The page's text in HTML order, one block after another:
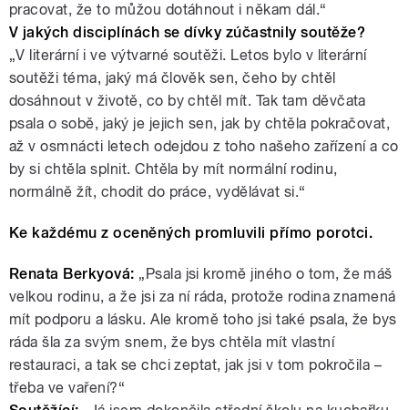
pracovat, že to můžou dotáhnout i někam dál.“
V jakých disciplínách se dívky zúčastnily soutěže?
„V literární i ve výtvarné soutěži. Letos bylo v literární
soutěži téma, jaký má člověk sen, čeho by chtěl
dosáhnout v životě, co by chtěl mít. Tak tam děvčata
psala o sobě, jaký je jejich sen, jak by chtěla pokračovat,
až v osmnácti letech odejdou z toho našeho zařízení a co
by si chtěla splnit. Chtěla by mít normální rodinu,
normálně žít, chodit do práce, vydělávat si.“
Ke každému z oceněných promluvili přímo porotci.
Renata Berkyová: „Psala jsi kromě jiného o tom, že máš
velkou rodinu, a že jsi za ní ráda, protože rodina znamená
mít podporu a lásku. Ale kromě toho jsi také psala, že bys
ráda šla za svým snem, že bys chtěla mít vlastní
restauraci, a tak se chci zeptat, jak jsi v tom pokročila –
třeba ve vaření?“